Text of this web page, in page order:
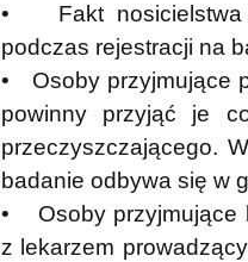
• Fakt nosicielstwa
podczas rejestracji na
• Osoby przyjmujące
powinny przyjąć je
przeczyszczającego.
badanie odbywa się w
• Osoby przyjmujące
z lekarzem